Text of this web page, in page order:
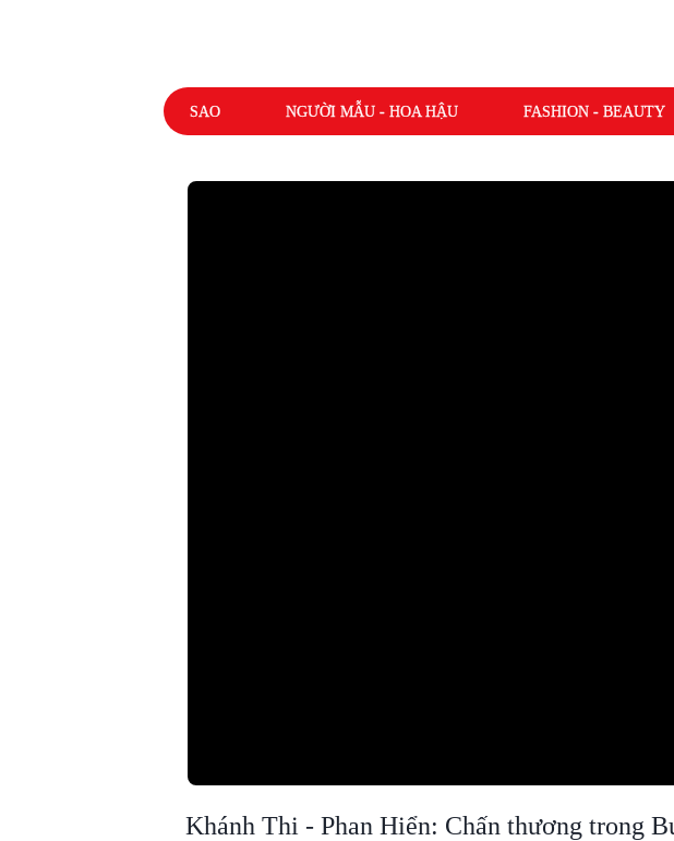
SAO NGƯỜI MẪU - HOA HẬU FASHION - BEAUTY
Khánh Thi - Phan Hiển: Chấn thương trong